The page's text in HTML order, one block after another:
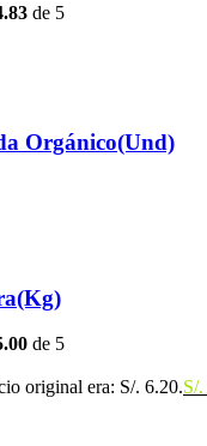
de 5
Orgánico(Und)
de 5
original era: S/. 6.20.S/.